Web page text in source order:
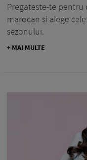
Pregateste-te pentru
marocan si alege
sezonului.
+ MAI MULTE